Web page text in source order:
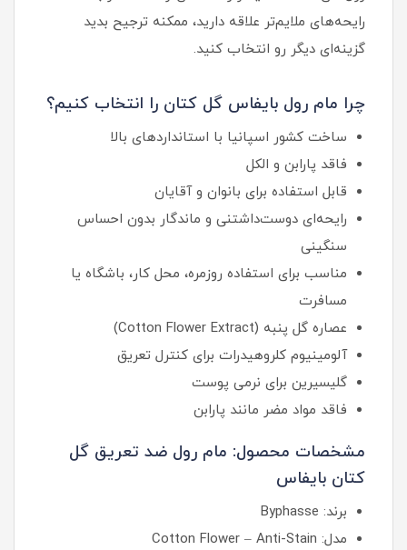
رایحه‌های ملایم‌تر علاقه دارید، ممکنه ترجیح بدید
گزینه‌ای دیگر رو انتخاب کنید.
چرا مام رول بایفاس گل کتان را انتخاب کنیم؟
ساخت کشور اسپانیا با استانداردهای بالا
فاقد پارابن و الکل
قابل استفاده برای بانوان و آقایان
رایحه‌ای دوست‌داشتنی و ماندگار بدون احساس
سنگینی
مناسب برای استفاده روزمره، محل کار، باشگاه یا
مسافرت
عصاره گل پنبه (Cotton Flower Extract)
آلومینیوم کلروهیدرات برای کنترل تعریق
گلیسیرین برای نرمی پوست
فاقد مواد مضر مانند پارابن
مشخصات محصول: مام رول ضد تعریق گل
کتان بایفاس
برند: Byphasse
مدل: Cotton Flower – Anti-Stain